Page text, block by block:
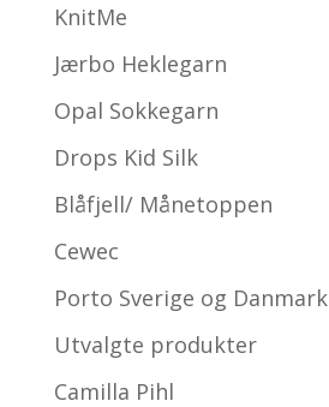
KnitMe
Jærbo Heklegarn
Opal Sokkegarn
Drops Kid Silk
Blåfjell/ Månetoppen
Cewec
Porto Sverige og Danmark
Utvalgte produkter
Camilla Pihl